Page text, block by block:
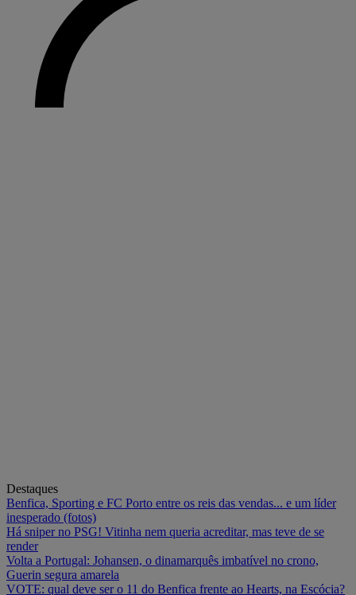
Destaques
Benfica, Sporting e FC Porto entre os reis das vendas... e um líder
inesperado (fotos)
Há sniper no PSG! Vitinha nem queria acreditar, mas teve de se
render
Volta a Portugal: Johansen, o dinamarquês imbatível no crono,
Guerin segura amarela
VOTE: qual deve ser o 11 do Benfica frente ao Hearts, na Escócia?